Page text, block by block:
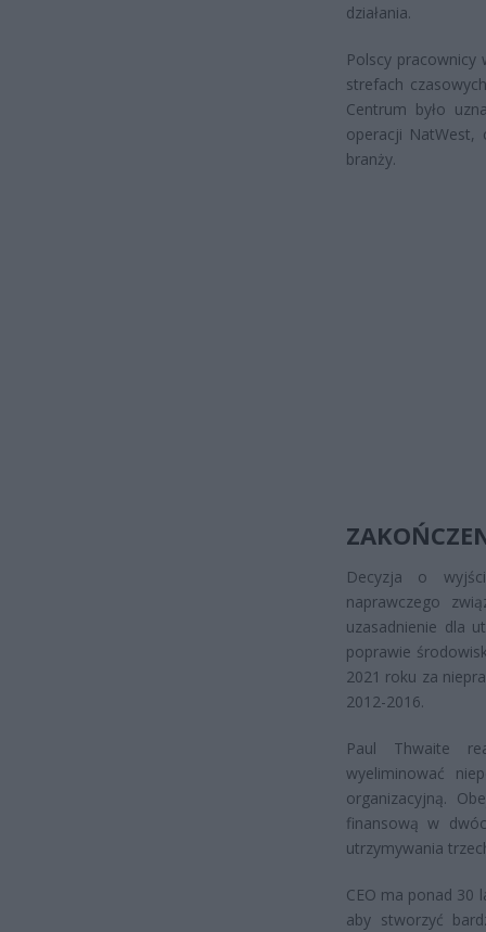
działania.
Polscy pracownicy
strefach
Centrum było
operacji NatWest,
branży.
Decyzja o
naprawczego
uzasadnienie dla
poprawie
2021 roku za
2012-2016.
Paul Thwaite
wyeliminować
organizacyjną.
finansową w
utrzymywania
CEO ma ponad 30
aby stworzyć